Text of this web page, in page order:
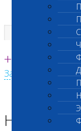
Единая круглосуточная
+7 495 260
Заказать звонок
Главная страница
Новости